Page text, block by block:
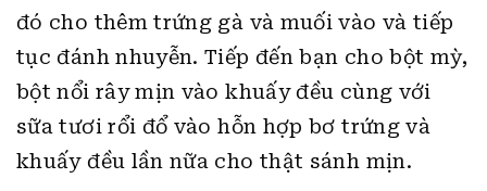
đó cho thêm trứng gà và muối vào và tiếp
tục đánh nhuyễn. Tiếp đến bạn cho bột mỳ,
bột nổi rây mịn vào khuấy đều cùng với
sữa tươi rổi đổ vào hỗn hợp bơ trứng và
khuấy đều lần nữa cho thật sánh mịn.